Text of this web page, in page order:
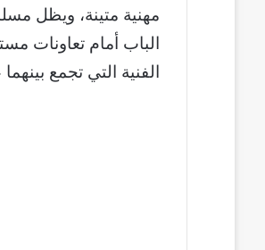
مهنية متينة، ويظل
الباب أمام تعاونات
الفنية التي تجمع